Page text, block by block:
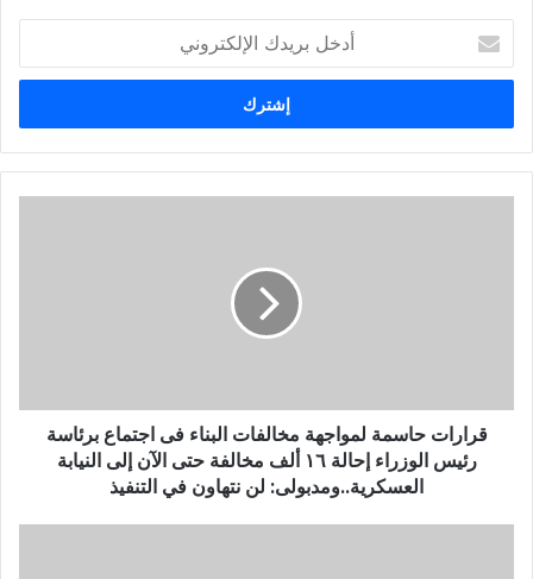
خ
ب
ر
ر
قرارات حاسمة لمواجهة مخالفات البناء فى اجتماع برئاسة
رئيس الوزراء إحالة ١٦ ألف مخالفة حتى الآن إلى النيابة
العسكرية..ومدبولى: لن نتهاون في التنفيذ